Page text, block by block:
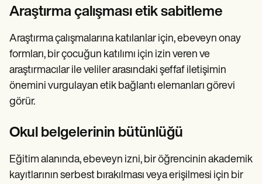
Araştırma çalışması etik sabitleme
Araştırma çalışmalarına katılanlar için, ebeveyn onay
formları, bir çocuğun katılımı için izin veren ve
araştırmacılar ile veliler arasındaki şeffaf iletişimin
önemini vurgulayan etik bağlantı elemanları görevi
görür.
Okul belgelerinin bütünlüğü
Eğitim alanında, ebeveyn izni, bir öğrencinin akademik
kayıtlarının serbest bırakılması veya erişilmesi için bir